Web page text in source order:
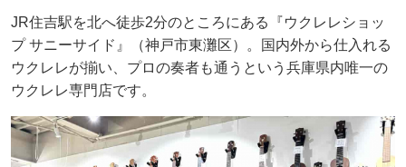
JR住吉駅を北へ徒歩2分のところにある『ウクレレショッ
プ サニーサイド』（神戸市東灘区）。国内外から仕入れる
ウクレレが揃い、プロの奏者も通うという兵庫県内唯一の
ウクレレ専門店です。